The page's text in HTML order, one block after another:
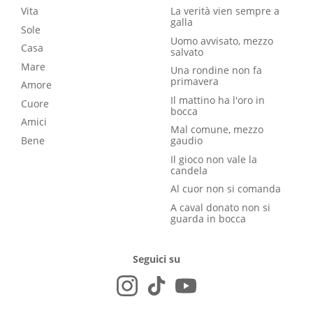
Vita
Sole
Casa
Mare
Amore
Cuore
Amici
Bene
La verità vien sempre a
galla
Uomo avvisato, mezzo
salvato
Una rondine non fa
primavera
Il mattino ha l'oro in
bocca
Mal comune, mezzo
gaudio
Il gioco non vale la
candela
Al cuor non si comanda
A caval donato non si
guarda in bocca
Seguici su